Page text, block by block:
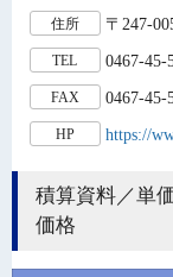
住所 〒247-
TEL 0467-45-
FAX 0467-45-
HP https://
積算資料／単
価格